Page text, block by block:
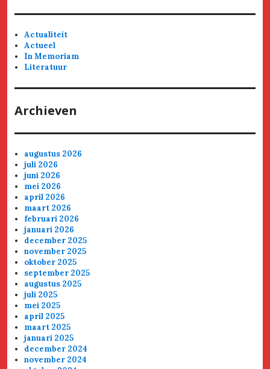
Actualiteit
Actueel
In Memoriam
Literatuur
Archieven
augustus 2026
juli 2026
juni 2026
mei 2026
april 2026
maart 2026
februari 2026
januari 2026
december 2025
november 2025
oktober 2025
september 2025
augustus 2025
juli 2025
mei 2025
april 2025
maart 2025
januari 2025
december 2024
november 2024